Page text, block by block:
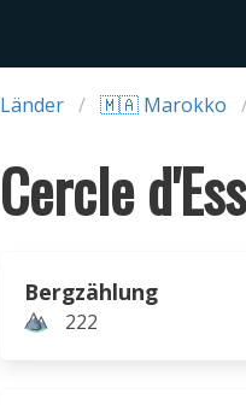
Länder 🇲🇦 Marokko
Bergzählung
222